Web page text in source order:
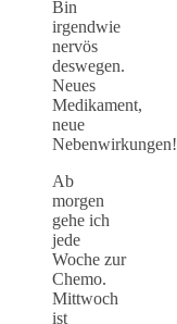
Bin
irgendwie
nervös
deswegen.
Neues
Medikament,
neue
Nebenwirkungen!
Ab
morgen
gehe ich
jede
Woche zur
Chemo.
Mittwoch
ist